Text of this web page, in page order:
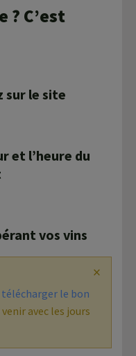
? C’est
sur le site
et l’heure du
vos vins
télécharger le bon
avec les jours
×